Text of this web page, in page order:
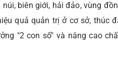
biên giới, hải đảo, vùng
quả quản trị ở cơ sở, thúc
"2 con số" và nâng cao